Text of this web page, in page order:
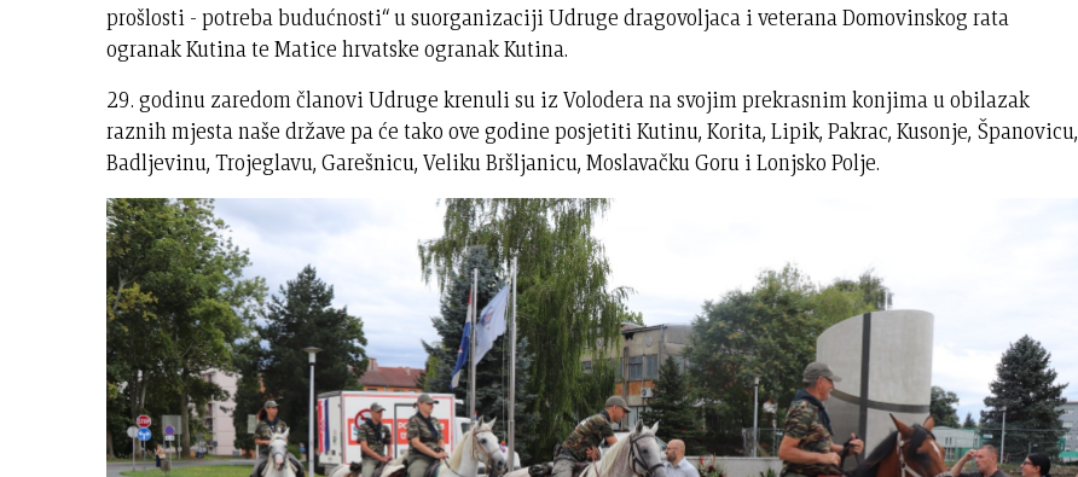
prošlosti - potreba budućnosti“ u suorganizaciji Udruge dragovoljaca i veterana Domovinskog rata
ogranak Kutina te Matice hrvatske ogranak Kutina.
29. godinu zaredom članovi Udruge krenuli su iz Volodera na svojim prekrasnim konjima u obilazak
raznih mjesta naše države pa će tako ove godine posjetiti Kutinu, Korita, Lipik, Pakrac, Kusonje, Španovicu,
Badljevinu, Trojeglavu, Garešnicu, Veliku Bršljanicu, Moslavačku Goru i Lonjsko Polje.